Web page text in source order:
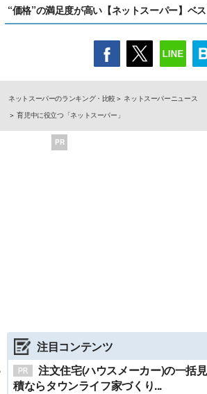
“価格”の満足度が高い【ネットスーパー】ベ
ネットスーパーのランキング・比較
ネットスーパーニュース
育児中に役立つ「ネットスーパー」
PR
注目コンテンツ
注文住宅(ハウスメーカー)の一括見
積ならタウンライフ家づくり...